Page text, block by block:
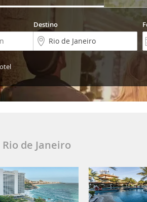
Destino
de Janeiro